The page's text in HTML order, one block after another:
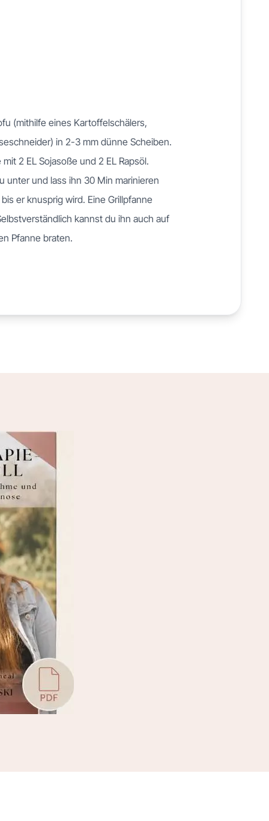
(mithilfe eines Kartoffelschälers,
in 2-3 mm dünne Scheiben.
2 EL Sojasoße und 2 EL Rapsöl.
unter und lass ihn 30 Min marinieren
er knusprig wird. Eine Grillpfanne
kannst du ihn auch auf
Pfanne braten.